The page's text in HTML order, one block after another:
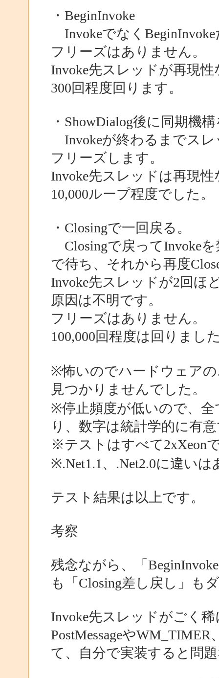
・BeginInvoke
Invokeでなく
フリーズはありません。
Invoke先スレッドが再現
300回程度回ります。
・ShowDialog後に同期機
Invokeが終わるまでス
フリーズします。
Invoke先スレッドは再現
10,000ループ程度でした。
・Closingで一回戻る。
Closingで戻ってInvoke
で待ち、それから再度
Invoke先スレッドが2回ほ
原因は不明です。
フリーズはありません。
100,000回程度は回りまし
※怖いのでハードウェア
見つかりませんでした。
※停止頻度が低いので、
り、数字は統計学的に有
※テストはすべて2xXeon
※.Net1.1、.Net2.0に違い
テスト結果は以上です。
考察
残念ながら、「
も「Closing差し戻し」も
Invoke先スレッドがごく
PostMessageや
て、自分で実装すると問